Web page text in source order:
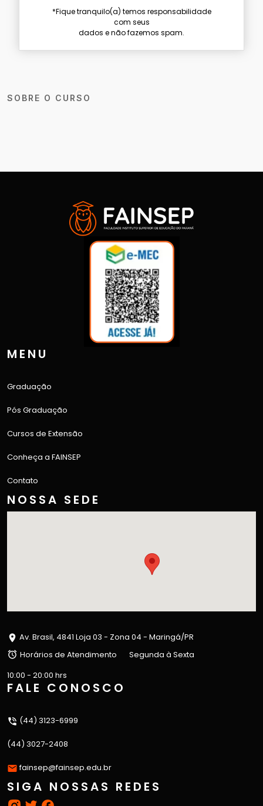
SOBRE O CURSO
*Fique tranquilo(a) temos responsabilidade
com seus
dados e não fazemos spam.
MENU
Graduação
Pós Graduação
Cursos de Extensão
Conheça a FAINSEP
Contato
NOSSA SEDE
Av. Brasil, 4841 Loja 03 - Zona 04 - Maringá/PR
Horários de Atendimento
Segunda à Sexta
10:00 - 20:00 hrs
FALE CONOSCO
(44) 3123-6999
(44) 3027-2408
fainsep@fainsep.edu.br
SIGA NOSSAS REDES